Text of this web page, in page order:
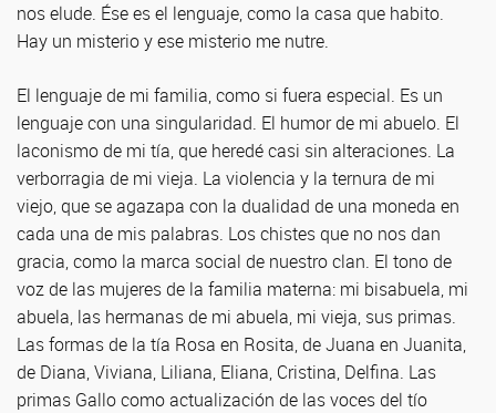
nos elude. Ése es el lenguaje, como la casa que habito.
Hay un misterio y ese misterio me nutre.
El lenguaje de mi familia, como si fuera especial. Es un
lenguaje con una singularidad. El humor de mi abuelo. El
laconismo de mi tía, que heredé casi sin alteraciones. La
verborragia de mi vieja. La violencia y la ternura de mi
viejo, que se agazapa con la dualidad de una moneda en
cada una de mis palabras. Los chistes que no nos dan
gracia, como la marca social de nuestro clan. El tono de
voz de las mujeres de la familia materna: mi bisabuela, mi
abuela, las hermanas de mi abuela, mi vieja, sus primas.
Las formas de la tía Rosa en Rosita, de Juana en Juanita,
de Diana, Viviana, Liliana, Eliana, Cristina, Delfina. Las
primas Gallo como actualización de las voces del tío